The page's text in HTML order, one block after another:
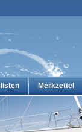
Merkzettel